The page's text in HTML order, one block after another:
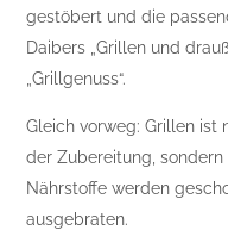
gestöbert und die
Daibers „Grillen und
„Grillgenuss“.
Gleich vorweg: Grillen ist
der Zubereitung,
Nährstoffe werden
ausgebraten.